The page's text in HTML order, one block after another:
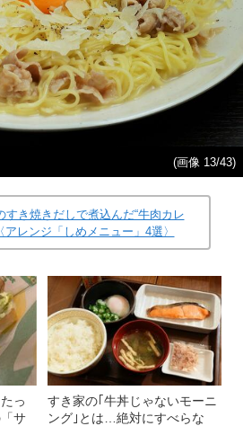
(画像 13/43)
すき焼きだしで煮込んだ“牛肉カレ
レンジ「しめメニュー」4選〉
っ
サ
すき家の｢牛丼じゃないモーニ
ング｣とは…絶対にすべらな